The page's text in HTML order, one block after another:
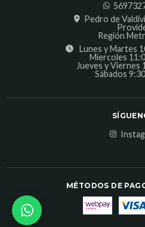
Pedro de
Región
Lunes y Martes
Miercoles
Jueves y Viernes
Sábados
MÉTODOS DE